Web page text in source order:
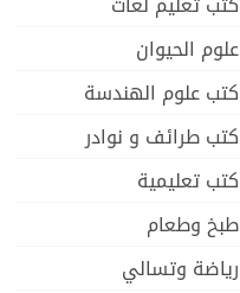
علوم الحيوان
كتب علوم الهندسة
كتب طرائف و نوادر
كتب تعليمية
طبخ وطعام
رياضة وتسالي